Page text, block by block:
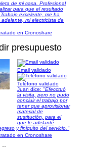
de mi casa. Profesional
para que el resultado
excelente, me ha
mi electricista de
en Cronoshare
presupuesto
Email validado
Teléfono validado
Juan dice: "Efecctuó
la visita, pero no pudo
concluir el trabajo por
tener que aprovisionar
material de
sustitución, para el
que le adelanté
y finiquito del servicio."
en Cronoshare